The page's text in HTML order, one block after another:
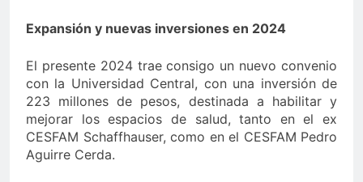
Expansión y nuevas inversiones en 2024
El presente 2024 trae consigo un nuevo convenio
con la Universidad Central, con una inversión de
223 millones de pesos, destinada a habilitar y
mejorar los espacios de salud, tanto en el ex
CESFAM Schaffhauser, como en el CESFAM Pedro
Aguirre Cerda.